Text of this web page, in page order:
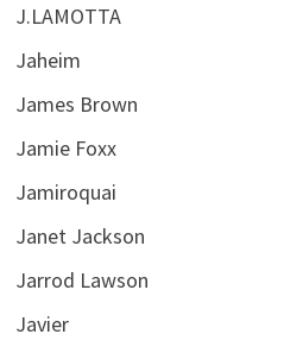
J.LAMOTTA
Jaheim
James Brown
Jamie Foxx
Jamiroquai
Janet Jackson
Jarrod Lawson
Javier